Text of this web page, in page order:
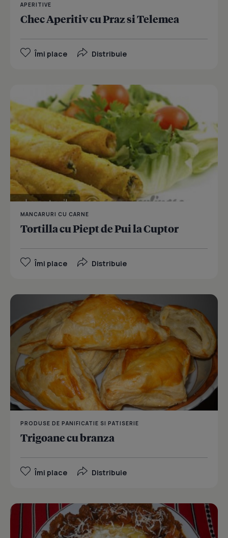
APERITIVE
Chec Aperitiv cu Praz si Telemea
Îmi place Distribuie
MANCARURI CU CARNE
Tortilla cu Piept de Pui la Cuptor
Îmi place Distribuie
PRODUSE DE PANIFICATIE SI PATISERIE
Trigoane cu branza
Îmi place Distribuie